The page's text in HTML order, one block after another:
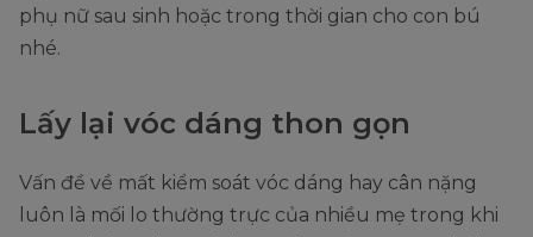
phụ nữ sau sinh hoặc trong thời gian cho con bú
nhé.
Lấy lại vóc dáng thon gọn
Vấn đề về mất kiểm soát vóc dáng hay cân nặng
luôn là mối lo thường trực của nhiều mẹ trong khi